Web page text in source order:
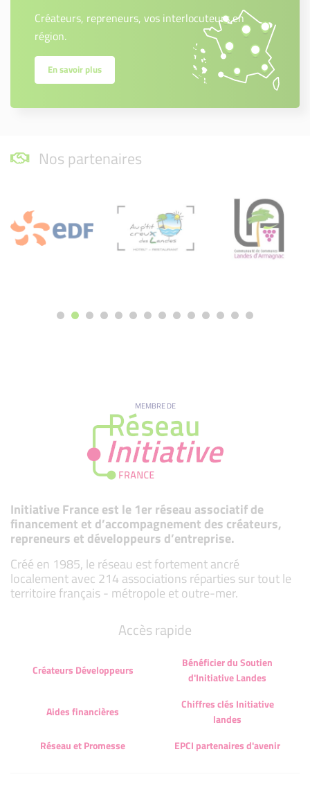
Créateurs, repreneurs, vos interlocuteurs en
région.
En savoir plus
Nos partenaires
MEMBRE DE
Initiative France est le 1er réseau associatif de
financement et d’accompagnement des créateurs,
repreneurs et développeurs d’entreprise.
Créé en 1985, le réseau est fortement ancré
localement avec 214 associations réparties sur tout le
territoire français - métropole et outre-mer.
Accès rapide
Créateurs Développeurs
Bénéficier du Soutien
d'Initiative Landes
Aides financières
Chiffres clés Initiative
landes
Réseau et Promesse
EPCI partenaires d'avenir